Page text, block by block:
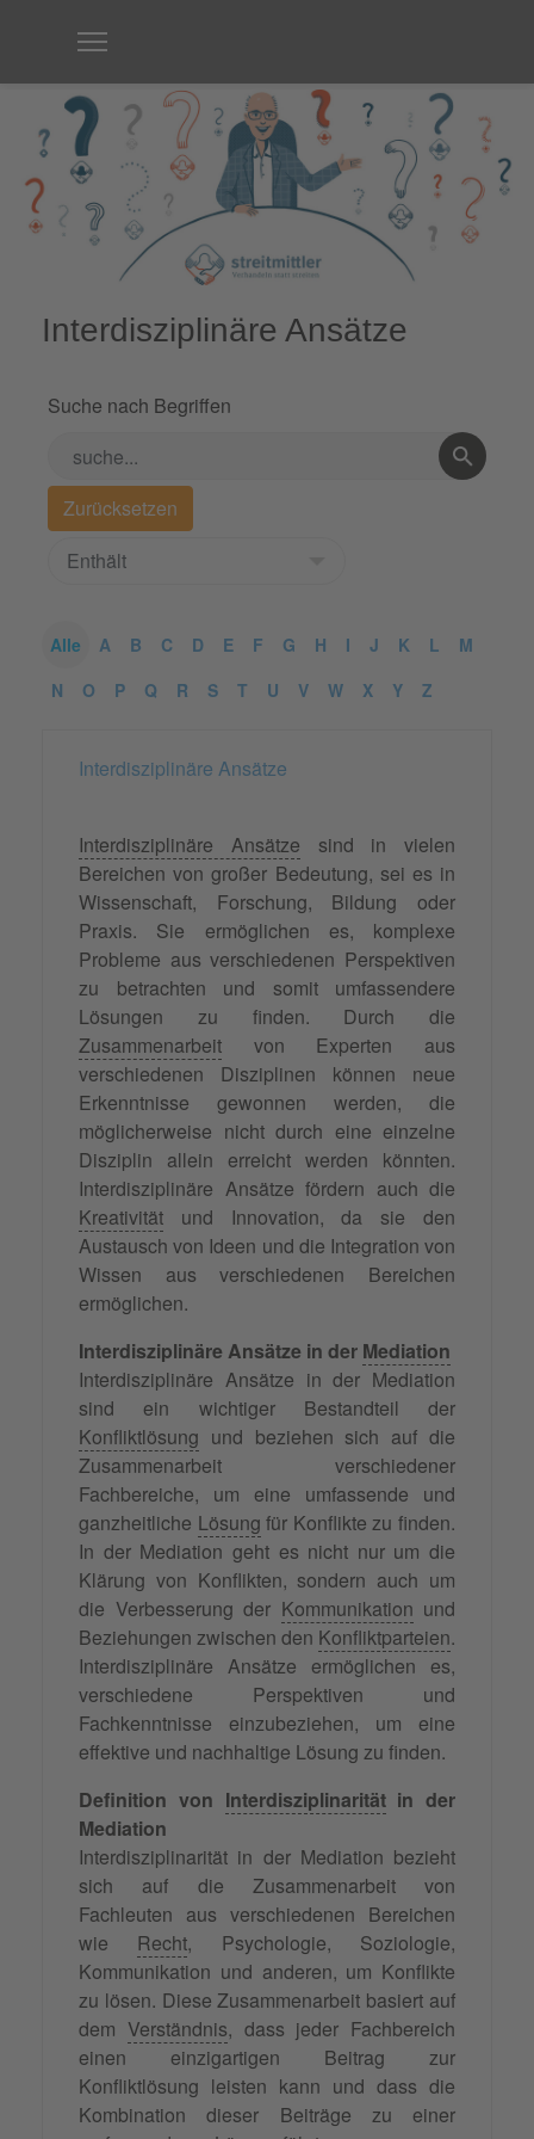
Interdisziplinäre Ansätze
Suche nach Begriffen
Alle A B C D E F G H I J K L
M
N
O P Q R S T U V W X Y Z
Interdisziplinäre Ansätze
Interdisziplinäre Ansätze sind in vielen
Bereichen von großer Bedeutung, sei es in
Wissenschaft, Forschung, Bildung oder
Praxis. Sie ermöglichen es, komplexe
Probleme aus verschiedenen Perspektiven
zu betrachten und somit umfassendere
Lösungen zu finden. Durch die
Zusammenarbeit von Experten aus
verschiedenen Disziplinen können neue
Erkenntnisse gewonnen werden, die
möglicherweise nicht durch eine einzelne
Disziplin allein erreicht werden könnten.
Interdisziplinäre Ansätze fördern auch die
Kreativität und Innovation, da sie den
Austausch von Ideen und die Integration von
Wissen aus verschiedenen Bereichen
ermöglichen.
Interdisziplinäre Ansätze in der Mediation
Interdisziplinäre Ansätze in der Mediation
sind ein wichtiger Bestandteil der
Konfliktlösung und beziehen sich auf die
Zusammenarbeit verschiedener
Fachbereiche, um eine umfassende und
ganzheitliche Lösung für Konflikte zu finden.
In der Mediation geht es nicht nur um die
Klärung von Konflikten, sondern auch um
die Verbesserung der Kommunikation und
Beziehungen zwischen den Konfliktparteien.
Interdisziplinäre Ansätze ermöglichen es,
verschiedene Perspektiven und
Fachkenntnisse einzubeziehen, um eine
effektive und nachhaltige Lösung zu finden.
Definition von Interdisziplinaritätin der
Mediation
Interdisziplinarität in der Mediation bezieht
sich auf die Zusammenarbeit von
Fachleuten aus verschiedenen Bereichen
wie Recht, Psychologie, Soziologie,
Kommunikation und anderen, um Konflikte
zu lösen. Diese Zusammenarbeit basiert auf
dem Verständnis, dass jeder Fachbereich
einen einzigartigen Beitrag zur
Konfliktlösung leisten kann und dass die
Kombination dieser Beiträge zu einer